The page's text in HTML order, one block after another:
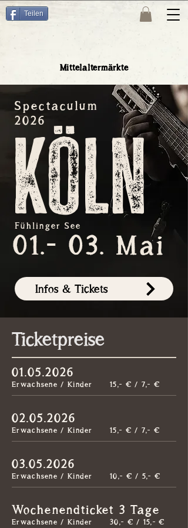
Teilen
Mittelaltermärkte
Spectaculum
2026
Köln
Fühlinger See
01.- 03. Mai
Infos & Tickets
Ticketpreise
01.05.2026
Erwachsene / Kinder 15,- € / 7,- €
02.05.2026
Erwachsene / Kinder 15,- € / 7,- €
03.05.2026
Erwachsene / Kinder 10,- € / 5,- €
Wochenendticket 3 Tage
Erwachsene / Kinder 30,- € / 15,- €